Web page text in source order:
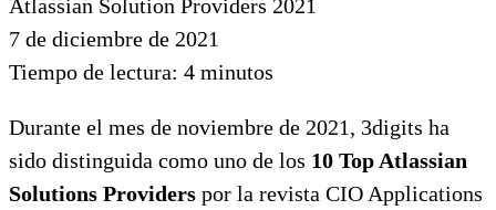
7 de diciembre de 2021
Tiempo de lectura: 4 minutos
Durante el mes de noviembre de 2021, 3digits ha
sido distinguida como uno de los 10 Top Atlassian
Solutions Providers por la revista CIO Applications